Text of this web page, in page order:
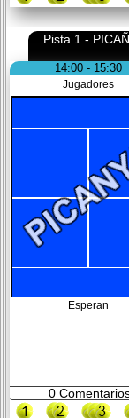
Pista 1 -
14:00 - 15:30
Jugadores
Esperan
0